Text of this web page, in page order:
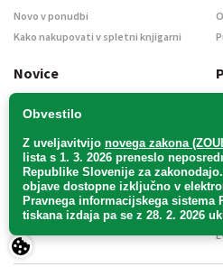
Obvestilo
Z uveljavitvijo novega zakona
lista s 1. 3. 2026 preneslo
Republike Slovenije za zakonodajo
objave dostopne izključno v
Pravnega informacijskega sistema
tiskana izdaja pa se z 28. 2. 2026
Novo v ponudbi
Kako nakupovati v spletni knjigarni
Novice
Aktualni članki